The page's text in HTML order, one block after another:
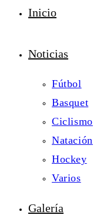
Inicio
Noticias
Fútbol
Basquet
Ciclismo
Natación
Hockey
Varios
Galería